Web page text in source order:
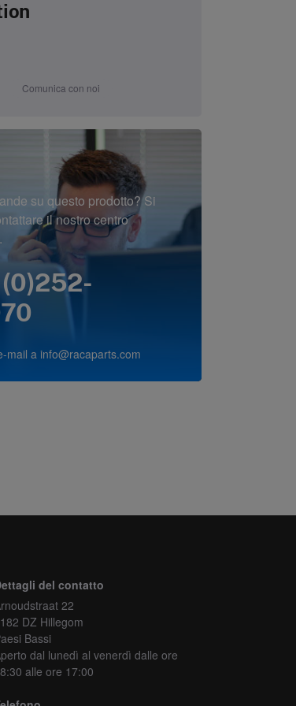
Comunica con noi
su questo prodotto? Si
il nostro centro
(0)252-
mail a info@racaparts.com
del contatto
22
DZ Hillegom
Bassi
dal lunedì al venerdì dalle ore
alle ore 17:00